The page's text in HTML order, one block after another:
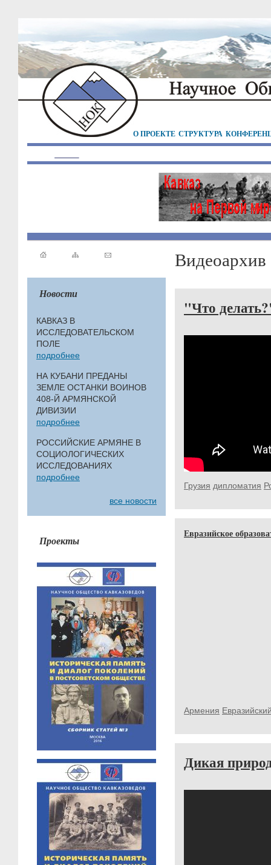
О ПРОЕКТЕ СТРУКТУРА
Новости
КАВКАЗ В
ИССЛЕДОВАТЕЛЬСКОМ
ПОЛЕ
подробнее
НА КУБАНИ ПРЕДАНЫ
ЗЕМЛЕ ОСТАНКИ ВОИНОВ
408-Й АРМЯНСКОЙ
ДИВИЗИИ
подробнее
РОССИЙСКИЕ АРМЯНЕ В
СОЦИОЛОГИЧЕСКИХ
ИССЛЕДОВАНИЯХ
подробнее
все новости
Проекты
Видеоархив
"Что
Грузия дипломатия
Евразийское
Армения
Дикая